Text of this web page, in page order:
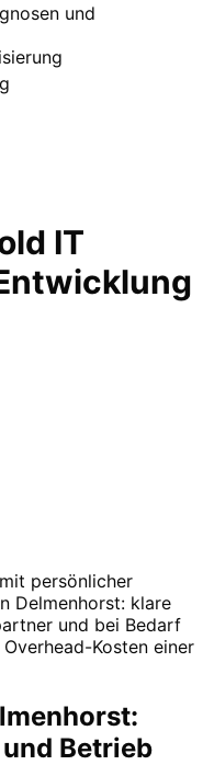
und
IT
persönlicher
Delmenhorst: klare
und bei Bedarf
Kosten einer
Betrieb